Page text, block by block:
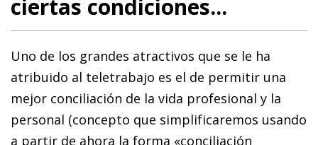
ciertas condiciones...
Uno de los grandes atractivos que se le ha
atribuido al teletrabajo es el de permitir una
mejor conciliación de la vida profesional y la
personal (concepto que simplificaremos usando
a partir de ahora la forma «conciliación